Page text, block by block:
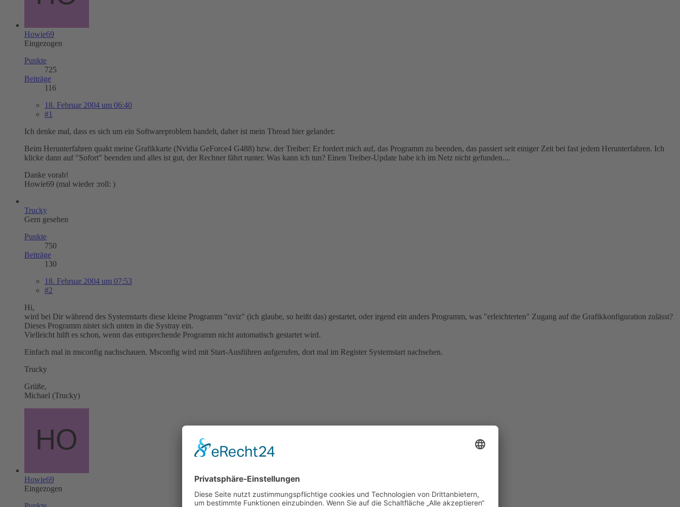
Howie69
Eingezogen
Punkte
725
Beiträge
116
18. Februar 2004 um 06:40
#1
Ich denke mal, dass es sich um ein Softwareproblem handelt, daher ist mein Thread hier gelandet:
Beim Herunterfahren quakt meine Grafikkarte (Nvidia GeForce4 G488) bzw. der Treiber: Er fordert mich auf, das Programm zu beenden, das passiert seit einiger Zeit bei fast jedem Herunterfahren. Ich
klicke dann auf "Sofort" beenden und alles ist gut, der Rechner fährt runter. Was kann ich tun? Einen Treiber-Update habe ich im Netz nicht gefunden....
Danke vorab!
Howie69 (mal wieder :roll: )
Trucky
Gern gesehen
Punkte
750
Beiträge
130
18. Februar 2004 um 07:53
#2
Hi,
wird bei Dir während des Systemstarts diese kleine Programm "nviz" (ich glaube, so heißt das) gestartet, oder irgend ein anders Programm, was "erleichterten" Zugang auf die Grafikkonfiguration zulässt?
Dieses Programm nistet sich unten in die Systray ein.
Vielleicht hilft es schon, wenn das entsprechende Programm nicht automatisch gestartet wird.
Einfach mal in msconfig nachschauen. Msconfig wird mit Start-Ausführen aufgerufen, dort mal im Register Systemstart nachsehen.
Trucky
Grüße,
Michael (Trucky)
Howie69
Eingezogen